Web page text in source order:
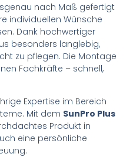
nach Maß gefertigt
individuellen Wünsche
Dank hochwertiger
besonders langlebig,
zu pflegen. Die Montage
Fachkräfte – schnell,
Expertise im Bereich
Mit dem SunPro Plus
Produkt in
eine persönliche